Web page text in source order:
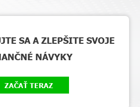
SA A ZLEPŠITE SVOJE
NÁVYKY
ZAČAŤ TERAZ